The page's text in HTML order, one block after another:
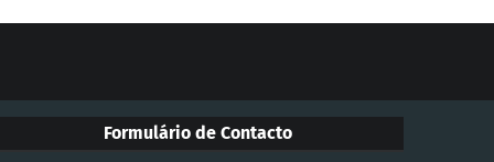
Formulário de Contacto